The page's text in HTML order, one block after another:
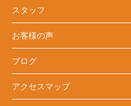
スタッフ
お客様の声
ブログ
アクセスマップ